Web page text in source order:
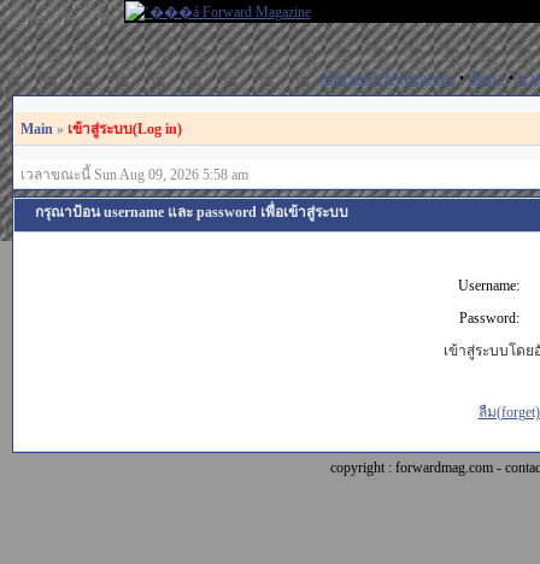
สมัครสมาชิก(Register)•ค้นหา•ช่ว
Main » เข้าสู่ระบบ(Log in)
เวลาขณะนี้ Sun Aug 09, 2026 5:58 am
กรุณาป้อน username และ password เพื่อเข้าสู่ระบบ
Username:
Password:
เข้าสู่ระบบโดย
ลืม
copyright : forwardmag.com -